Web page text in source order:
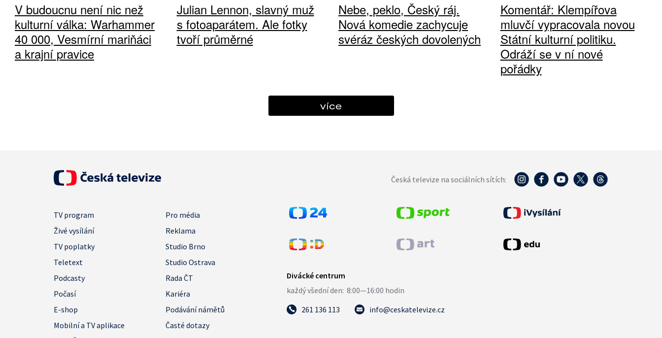
V budoucnu není nic než
kulturní válka: Warhammer
40 000, Vesmírní mariňáci
a krajní pravice
Julian Lennon, slavný muž
s fotoaparátem. Ale fotky
tvoří průměrné
Nebe, peklo, Český ráj.
Nová komedie zachycuje
svéráz českých dovolených
Komentář: Klempířova
mluvčí vypracovala novou
Státní kulturní politiku.
Odráží se v ní nové
pořádky
více
Česká televize na sociálních sítích:
TV program
Pro média
Živé vysílání
Reklama
TV poplatky
Studio Brno
Teletext
Studio Ostrava
Podcasty
Rada ČT
Počasí
Kariéra
E-shop
Podávání námětů
Mobilní a TV aplikace
Časté dotazy
261 136 113 info@ceskatelevize.cz